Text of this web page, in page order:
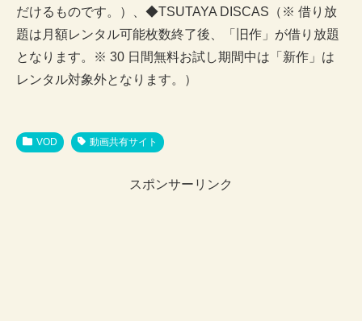
だけるものです。）、◆TSUTAYA DISCAS（※ 借り放
題は月額レンタル可能枚数終了後、「旧作」が借り放題
となります。※ 30 日間無料お試し期間中は「新作」は
レンタル対象外となります。）
VOD 動画共有サイト
スポンサーリンク